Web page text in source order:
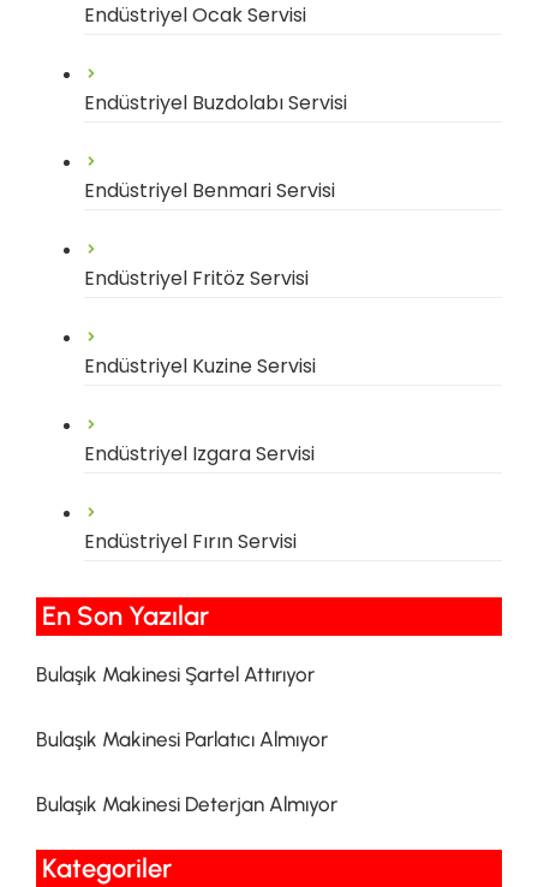
Endüstriyel Ocak Servisi
Endüstriyel Buzdolabı Servisi
Endüstriyel Benmari Servisi
Endüstriyel Fritöz Servisi
Endüstriyel Kuzine Servisi
Endüstriyel Izgara Servisi
Endüstriyel Fırın Servisi
En Son Yazılar​
Bulaşık Makinesi Şartel Attırıyor
Bulaşık Makinesi Parlatıcı Almıyor
Bulaşık Makinesi Deterjan Almıyor
Kategoriler